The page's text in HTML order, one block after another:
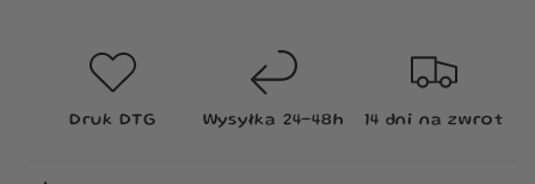
Druk DTG Wysyłka 24–48h 14 dni na zwrot